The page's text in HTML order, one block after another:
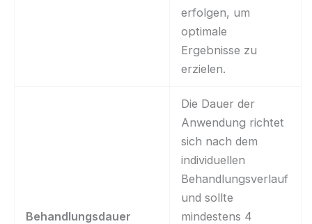
erfolgen, um
optimale
Ergebnisse zu
erzielen.
Behandlungsdauer
Die Dauer der
Anwendung richtet
sich nach dem
individuellen
Behandlungsverlauf
und sollte
mindestens 4